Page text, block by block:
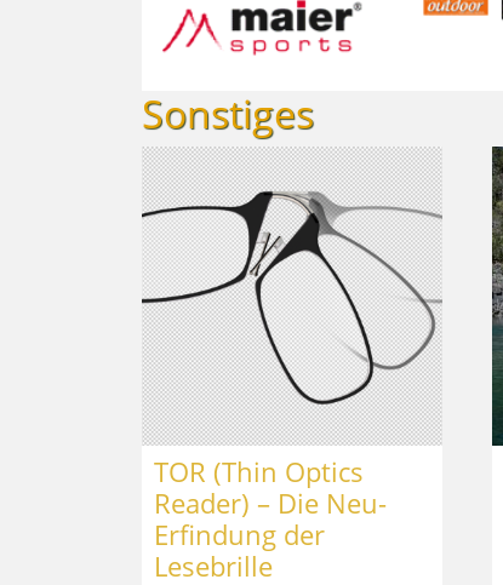
Sonstiges
TOR (Thin Optics
Reader) – Die Neu-
Erfindung der
Lesebrille